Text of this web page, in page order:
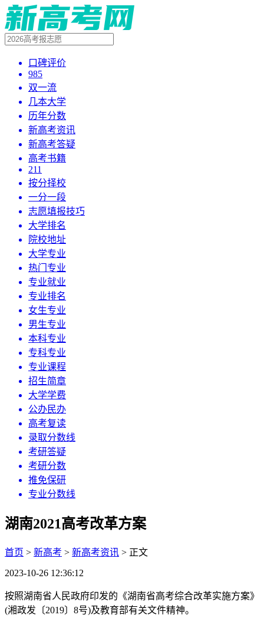
口碑评价
985
双一流
几本大学
历年分数
新高考资讯
新高考答疑
高考书籍
211
按分择校
一分一段
志愿填报技巧
大学排名
院校地址
大学专业
热门专业
专业就业
专业排名
女生专业
男生专业
本科专业
专科专业
专业课程
招生简章
大学学费
公办民办
高考复读
录取分数线
考研答疑
考研分数
推免保研
专业分数线
湖南2021高考改革方案
首页 > 新高考 > 新高考资讯 > 正文
2023-10-26 12:36:12
按照湖南省人民政府印发的《湖南省高考综合改革实施方案》
(湘政发〔2019〕8号)及教育部有关文件精神。